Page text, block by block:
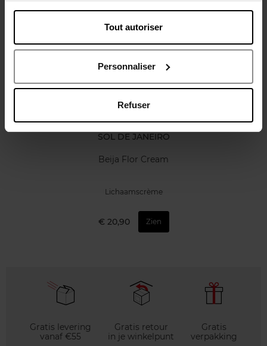
Tout autoriser
Personnaliser
Refuser
Nog iets vergeten ?
SOL DE JANEIRO
Beija Flor Cream
Lichaamscrème
€ 20,90 Zien
Gratis levering
vanaf €55
Gratis retour
in je winkelpunt
Gratis
verpakking